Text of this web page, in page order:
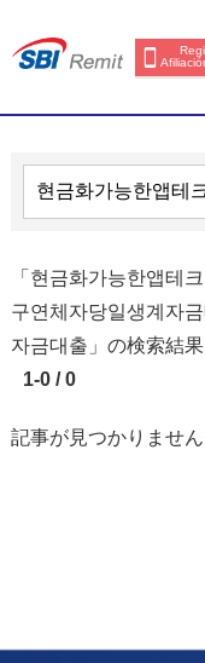
「현금화가능한앱테
구연체자당일생계자
자금대출」の検索結果
1-0 / 0
記事が見つかりません